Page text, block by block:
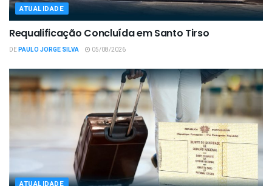
ATUALIDADE
Requalificação Concluída em Santo Tirso
DEPAULO JORGE SILVA 05/08/2026